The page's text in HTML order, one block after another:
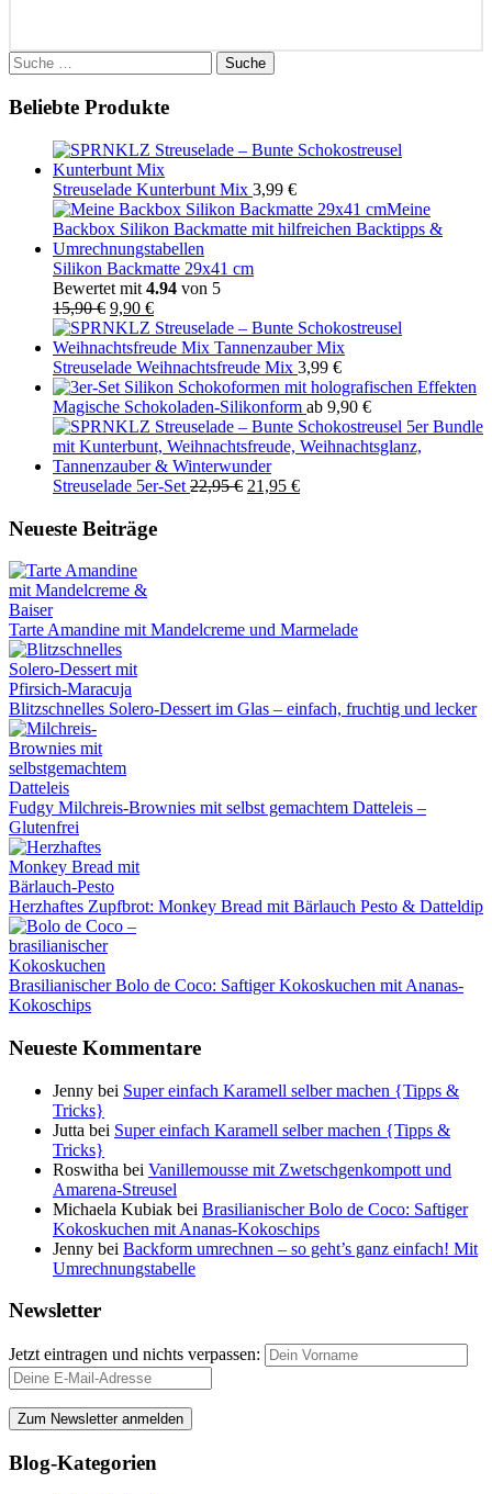
Suche
nach:
Beliebte Produkte
Streuselade Kunterbunt Mix 3,99 €
Silikon Backmatte 29x41 cm
Bewertet mit 4.94 von 5
15,90€ Ursprünglicher
Preis
war:
15,90 €
9,90 €Aktueller
Preis
ist:
9,90 €.
Streuselade Weihnachtsfreude Mix 3,99 €
Magische Schokoladen-Silikonform ab 9,90 €
Streuselade 5er-Set 22,95€ Ursprünglicher
21,95 €Aktueller
Neueste Beiträge
Tarte Amandine mit Mandelcreme und Marmelade
Blitzschnelles Solero-Dessert im Glas – einfach, fruchtig und lecker
Fudgy Milchreis-Brownies mit selbst gemachtem Datteleis –
Glutenfrei
Herzhaftes Zupfbrot: Monkey Bread mit Bärlauch Pesto & Datteldip
Brasilianischer Bolo de Coco: Saftiger Kokoskuchen mit Ananas-
Kokoschips
Neueste Kommentare
Jenny bei Super einfach Karamell selber machen {Tipps &
Tricks}
Jutta bei Super einfach Karamell selber machen {Tipps &
Tricks}
Roswitha bei Vanillemousse mit Zwetschgenkompott und
Amarena-Streusel
Michaela Kubiak bei Brasilianischer Bolo de Coco: Saftiger
Kokoskuchen mit Ananas-Kokoschips
Jenny bei Backform umrechnen – so geht’s ganz einfach! Mit
Umrechnungstabelle
Newsletter
Jetzt eintragen und nichts verpassen:
Blog-Kategorien